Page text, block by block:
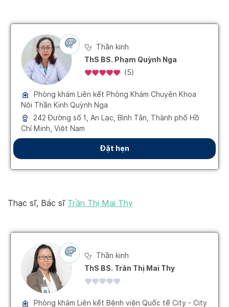
Thạc sĩ, Bác sĩ Trần Thị Mai Thy